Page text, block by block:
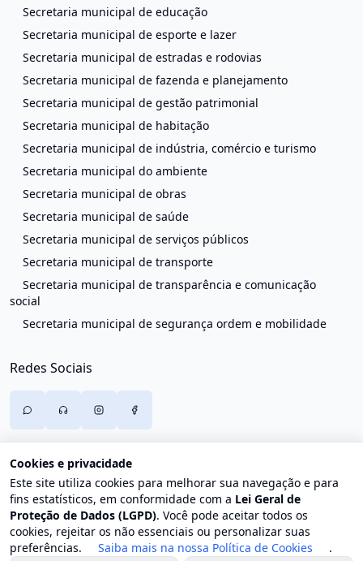
Secretaria municipal de educação
Secretaria municipal de esporte e lazer
Secretaria municipal de estradas e rodovias
Secretaria municipal de fazenda e planejamento
Secretaria municipal de gestão patrimonial
Secretaria municipal de habitação
Secretaria municipal de indústria, comércio e turismo
Secretaria municipal do ambiente
Secretaria municipal de obras
Secretaria municipal de saúde
Secretaria municipal de serviços públicos
Secretaria municipal de transporte
Secretaria municipal de transparência e comunicação
social
Secretaria municipal de segurança ordem e mobilidade
Redes Sociais
Cookies e privacidade
Este site utiliza cookies para melhorar sua navegação e para
fins estatísticos, em conformidade com a Lei Geral de
Proteção de Dados (LGPD). Você pode aceitar todos os
cookies, rejeitar os não essenciais ou personalizar suas
preferências.
Saiba mais na nossa Política de Cookies .